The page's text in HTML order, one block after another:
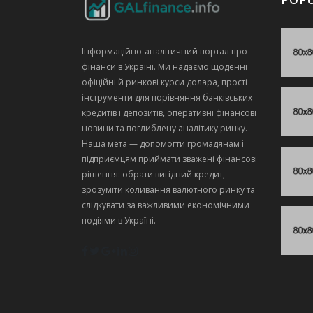
Інформаційно‑аналітичний портал про
фінанси в Україні. Ми надаємо щоденні
офіційні й ринкові курси долара, прості
інструменти для порівняння банківських
кредитів і депозитів, оперативні фінансові
новини та поглиблену аналітику ринку.
Наша мета — допомогти громадянам і
підприємцям приймати зважені фінансові
рішення: обрати вигідний кредит,
зрозуміти коливання валютного ринку та
слідкувати за важливими економічними
подіями в Україні.